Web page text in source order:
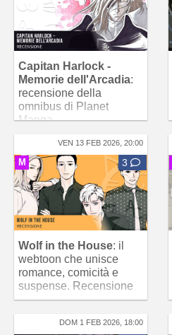
Capitan Harlock -
Memorie dell'Arcadia:
recensione della
omnibus di Planet
Manga
VEN 13 FEB 2026, 20:00
M 3
Wolf in the House: il
webtoon che unisce
romance, comicità e
suspense. Recensione
DOM 1 FEB 2026, 18:00